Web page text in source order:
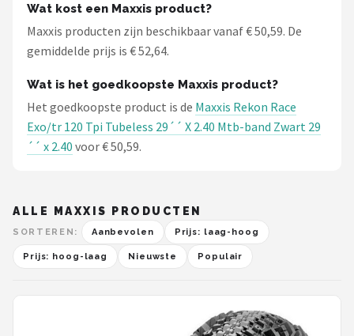
Wat kost een Maxxis product?
Maxxis producten zijn beschikbaar vanaf € 50,59. De
gemiddelde prijs is € 52,64.
Wat is het goedkoopste Maxxis product?
Het goedkoopste product is de Maxxis Rekon Race
Exo/tr 120 Tpi Tubeless 29´´ X 2.40 Mtb-band Zwart 29
´´ x 2.40 voor € 50,59.
ALLE MAXXIS PRODUCTEN
SORTEREN: Aanbevolen Prijs: laag-hoog
Prijs: hoog-laag Nieuwste Populair